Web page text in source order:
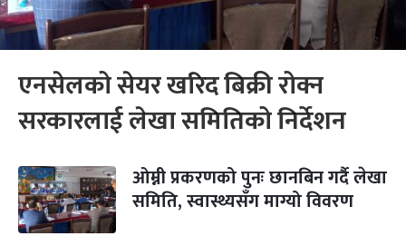
एनसेलको सेयर खरिद बिक्री रोक्न
सरकारलाई लेखा समितिको निर्देशन
ओम्नी प्रकरणको पुनः छानबिन गर्दै लेखा
समिति, स्वास्थ्यसँग माग्यो विवरण